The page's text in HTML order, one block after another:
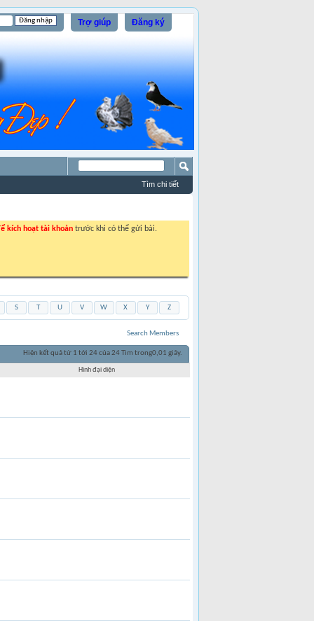
Đăng ký
Trợ giúp
Tìm chi tiết
kích hoạt tài khoản trước khi có thể gửi bài.
S T U V W X Y Z
Search Members
Hiện kết quả từ 1 tới 24 của 24Tìm trong0,01 giây.
Hình đại diện